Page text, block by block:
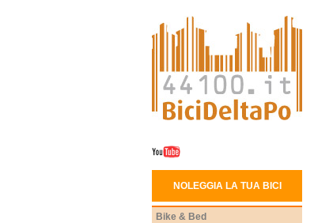
NOLEGGIA LA TUA BICI
Bike & Bed